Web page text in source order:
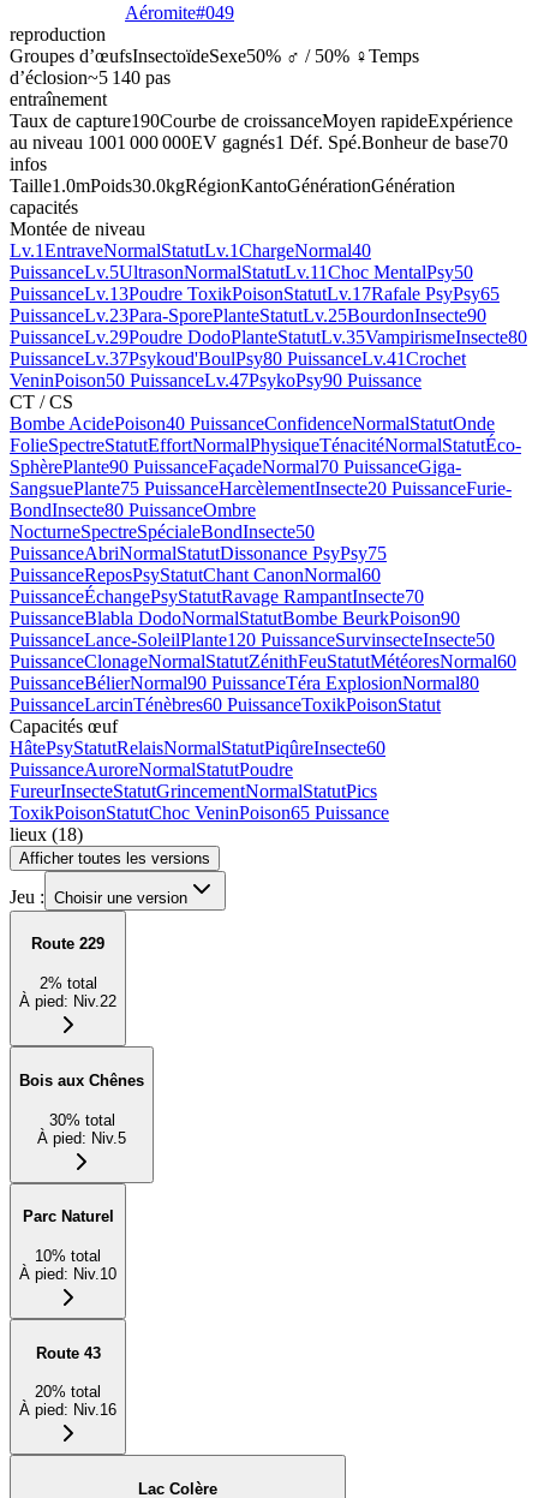
Aéromite#049
reproduction
Groupes d’œufsInsectoïdeSexe50% ♂ / 50% ♀Temps
d’éclosion~5 140 pas
entraînement
Taux de capture190Courbe de croissanceMoyen rapideExpérience
au niveau 1001 000 000EV gagnés1 Déf. Spé.Bonheur de base70
infos
Taille1.0mPoids30.0kgRégionKantoGénérationGénération
capacités
Montée de niveau
Lv.1EntraveNormalStatutLv.1ChargeNormal40
PuissanceLv.5UltrasonNormalStatutLv.11Choc MentalPsy50
PuissanceLv.13Poudre ToxikPoisonStatutLv.17Rafale PsyPsy65
PuissanceLv.23Para-SporePlanteStatutLv.25BourdonInsecte90
PuissanceLv.29Poudre DodoPlanteStatutLv.35VampirismeInsecte80
PuissanceLv.37Psykoud'BoulPsy80 PuissanceLv.41Crochet
VeninPoison50 PuissanceLv.47PsykoPsy90 Puissance
CT / CS
Bombe AcidePoison40 PuissanceConfidenceNormalStatutOnde
FolieSpectreStatutEffortNormalPhysiqueTénacitéNormalStatutÉco-
SphèrePlante90 PuissanceFaçadeNormal70 PuissanceGiga-
SangsuePlante75 PuissanceHarcèlementInsecte20 PuissanceFurie-
BondInsecte80 PuissanceOmbre
NocturneSpectreSpécialeBondInsecte50
PuissanceAbriNormalStatutDissonance PsyPsy75
PuissanceReposPsyStatutChant CanonNormal60
PuissanceÉchangePsyStatutRavage RampantInsecte70
PuissanceBlabla DodoNormalStatutBombe BeurkPoison90
PuissanceLance-SoleilPlante120 PuissanceSurvinsecteInsecte50
PuissanceClonageNormalStatutZénithFeuStatutMétéoresNormal60
PuissanceBélierNormal90 PuissanceTéra ExplosionNormal80
PuissanceLarcinTénèbres60 PuissanceToxikPoisonStatut
Capacités œuf
HâtePsyStatutRelaisNormalStatutPiqûreInsecte60
PuissanceAuroreNormalStatutPoudre
FureurInsecteStatutGrincementNormalStatutPics
ToxikPoisonStatutChoc VeninPoison65 Puissance
lieux (18)
Afficher toutes les versions
Jeu : Choisir une version
Route 229
2% total
À pied: Niv.22
Bois aux Chênes
30% total
À pied: Niv.5
Parc Naturel
10% total
À pied: Niv.10
Route 43
20% total
À pied: Niv.16
Lac Colère